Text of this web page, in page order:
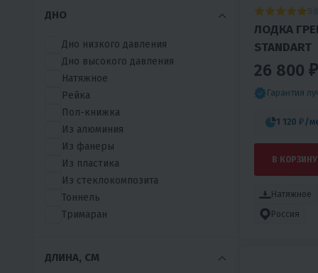
ТАЙМЕНЬ
ФАВОРИТ
ФЛАГМАН
ФРЕГАТ
До 90 л.с
ДНО
Дно низкого давления
Дно высокого давления
Натяжное
Рейка
Пол-книжка
Из алюминия
Из фанеры
Из пластика
Из стеклокомпозита
Тоннель
Тримаран
ДЛИНА, СМ
ЛОДКА
STANDART
26 800 ₽
Гарантия
1 120 ₽ /
В КОРЗИНУ
Натяжное
Россия